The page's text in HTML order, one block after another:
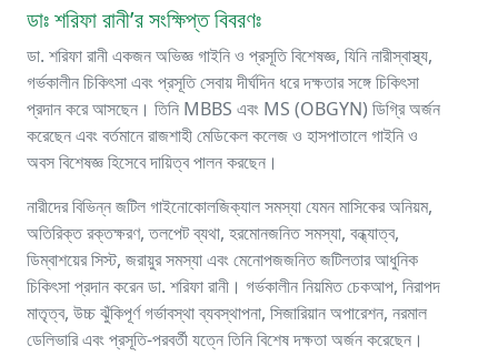
ডাঃ শরিফা রানী’র সংক্ষিপ্ত বিবরণঃ
ডা. শরিফা রানী একজন অভিজ্ঞ গাইনি ও প্রসূতি বিশেষজ্ঞ, যিনি নারীস্বাস্থ্য,
গর্ভকালীন চিকিৎসা এবং প্রসূতি সেবায় দীর্ঘদিন ধরে দক্ষতার সঙ্গে চিকিৎসা
প্রদান করে আসছেন। তিনি MBBS এবং MS (OBGYN) ডিগ্রি অর্জন
করেছেন এবং বর্তমানে রাজশাহী মেডিকেল কলেজ ও হাসপাতালে গাইনি ও
অবস বিশেষজ্ঞ হিসেবে দায়িত্ব পালন করছেন।
নারীদের বিভিন্ন জটিল গাইনোকোলজিক্যাল সমস্যা যেমন মাসিকের অনিয়ম,
অতিরিক্ত রক্তক্ষরণ, তলপেট ব্যথা, হরমোনজনিত সমস্যা, বন্ধ্যাত্ব,
ডিম্বাশয়ের সিস্ট, জরায়ুর সমস্যা এবং মেনোপজজনিত জটিলতার আধুনিক
চিকিৎসা প্রদান করেন ডা. শরিফা রানী। গর্ভকালীন নিয়মিত চেকআপ, নিরাপদ
মাতৃত্ব, উচ্চ ঝুঁকিপূর্ণ গর্ভাবস্থা ব্যবস্থাপনা, সিজারিয়ান অপারেশন, নরমাল
ডেলিভারি এবং প্রসূতি-পরবর্তী যত্নে তিনি বিশেষ দক্ষতা অর্জন করেছেন।